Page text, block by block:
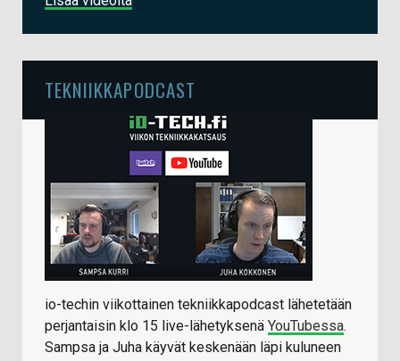
TEKNIIKKAPODCAST
io-techin viikottainen tekniikkapodcast lähetetään
perjantaisin klo 15 live-lähetyksenä YouTubessa.
Sampsa ja Juha käyvät keskenään läpi kuluneen